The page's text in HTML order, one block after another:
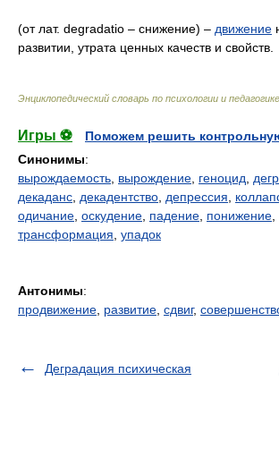
(от лат. degradatio – снижение) – движение
развитии, утрата ценных качеств и свойств.
Энциклопедический словарь по психологии и педагогике
Игры ⚽
Поможем решить
Синонимы:
вырождаемость вырождение геноцид
декаданс декадентство депрессия
одичание оскудение падение понижение
трансформация упадок
Антонимы:
продвижение развитие сдвиг,
Деградация психическая